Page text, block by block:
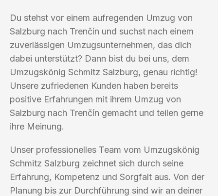
Du stehst vor einem aufregenden Umzug von
Salzburg nach Trenčín und suchst nach einem
zuverlässigen Umzugsunternehmen, das dich
dabei unterstützt? Dann bist du bei uns, dem
Umzugskönig Schmitz Salzburg, genau richtig!
Unsere zufriedenen Kunden haben bereits
positive Erfahrungen mit ihrem Umzug von
Salzburg nach Trenčín gemacht und teilen gerne
ihre Meinung.
Unser professionelles Team vom Umzugskönig
Schmitz Salzburg zeichnet sich durch seine
Erfahrung, Kompetenz und Sorgfalt aus. Von der
Planung bis zur Durchführung sind wir an deiner